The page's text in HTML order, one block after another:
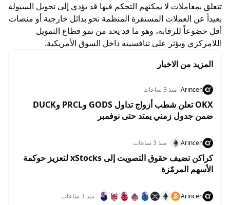
تتعلق بمعاملات لا يمكنهم التحكم فيها قد يؤدي إلى تحويل السيولة
بعيداً عن العملات المستقرة المنظمة نحو بدائل خارجية أو منصات
أقل خضوعاً للرقابة، وهو ما قد يحد من نمو قطاع التمويل
اللامركزي ويؤثر على تنافسيته داخل السوق الأمريكية.
المزيد من الاخبار
Arincen منذ 3 ساعات
OKX تعلن شطب أزواج تداول GODS وPRCL وDUCK
ضمن جدول زمني يمتد حتى نوفمبر
Arincen منذ 3 ساعات
كراكن تضيف حقوق التصويت إلى xStocks لتعزيز حوكمة
الأسهم المرمّزة
Arincen منذ 3 ساعات